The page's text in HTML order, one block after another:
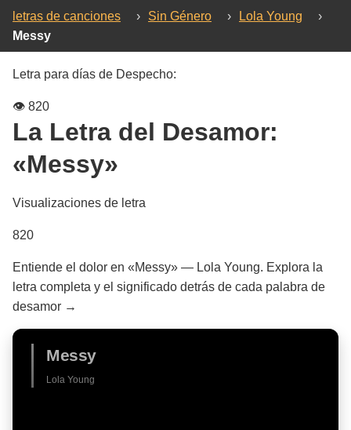
letras de canciones › Sin Género › Lola Young
›
Messy
Letra para días de Despecho:
👁️ 820
La Letra del Desamor:
«Messy»
Visualizaciones de letra
820
Entiende el dolor en «Messy» — Lola Young. Explora la
letra completa y el significado detrás de cada palabra de
desamor →
Messy
Lola Young